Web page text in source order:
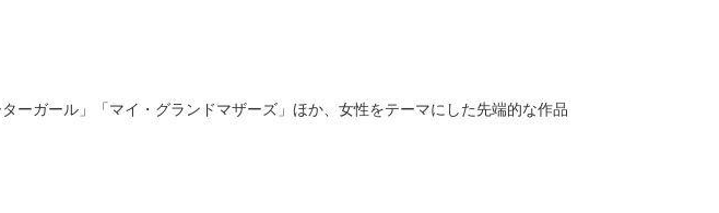
ーガール」「マイ・グランドマザーズ」ほか、女性をテーマにした先端的な作品